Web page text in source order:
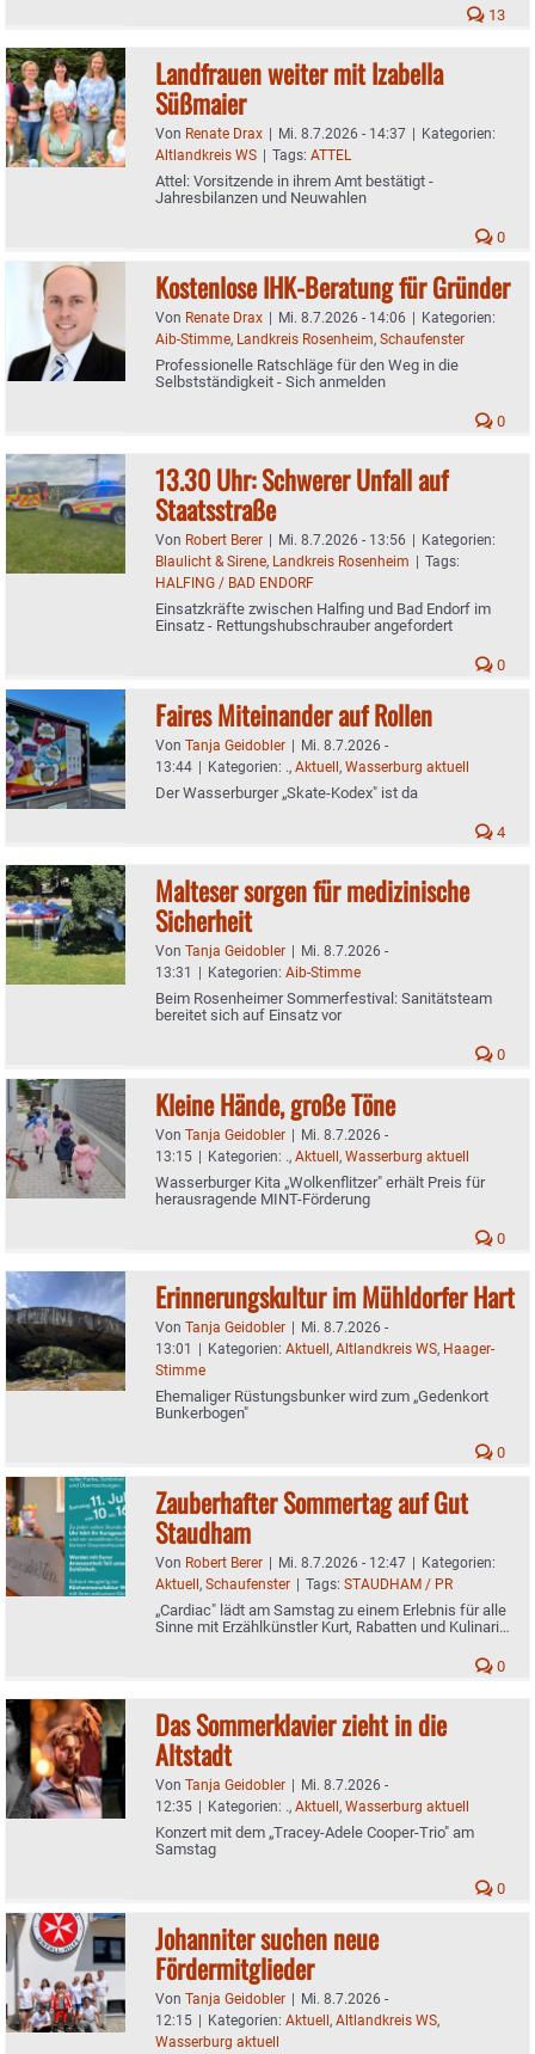
13
Landfrauen weiter mit Izabella
Süßmaier
Von Renate Drax | Mi. 8.7.2026 - 14:37 | Kategorien:
Altlandkreis WS | Tags: ATTEL
Attel: Vorsitzende in ihrem Amt bestätigt -
Jahresbilanzen und Neuwahlen
0
Kostenlose IHK-Beratung für Gründer
Von Renate Drax | Mi. 8.7.2026 - 14:06 | Kategorien:
Aib-Stimme, Landkreis Rosenheim, Schaufenster
Professionelle Ratschläge für den Weg in die
Selbstständigkeit - Sich anmelden
0
13.30 Uhr: Schwerer Unfall auf
Staatsstraße
Von Robert Berer | Mi. 8.7.2026 - 13:56 | Kategorien:
Blaulicht & Sirene, Landkreis Rosenheim | Tags:
HALFING / BAD ENDORF
Einsatzkräfte zwischen Halfing und Bad Endorf im
Einsatz - Rettungshubschrauber angefordert
0
Faires Miteinander auf Rollen
Von Tanja Geidobler | Mi. 8.7.2026 -
13:44 | Kategorien: ., Aktuell, Wasserburg aktuell
Der Wasserburger „Skate-Kodex" ist da
4
Malteser sorgen für medizinische
Sicherheit
Von Tanja Geidobler | Mi. 8.7.2026 -
13:31 | Kategorien: Aib-Stimme
Beim Rosenheimer Sommerfestival: Sanitätsteam
bereitet sich auf Einsatz vor
0
Kleine Hände, große Töne
Von Tanja Geidobler | Mi. 8.7.2026 -
13:15 | Kategorien: ., Aktuell, Wasserburg aktuell
Wasserburger Kita „Wolkenflitzer" erhält Preis für
herausragende MINT-Förderung
0
Erinnerungskultur im Mühldorfer Hart
Von Tanja Geidobler | Mi. 8.7.2026 -
13:01 | Kategorien: Aktuell, Altlandkreis WS, Haager-
Stimme
Ehemaliger Rüstungsbunker wird zum „Gedenkort
Bunkerbogen"
0
Zauberhafter Sommertag auf Gut
Staudham
Von Robert Berer | Mi. 8.7.2026 - 12:47 | Kategorien:
Aktuell, Schaufenster | Tags: STAUDHAM / PR
„Cardiac" lädt am Samstag zu einem Erlebnis für alle
Sinne mit Erzählkünstler Kurt, Rabatten und Kulinarik
0
Das Sommerklavier zieht in die
Altstadt
Von Tanja Geidobler | Mi. 8.7.2026 -
12:35 | Kategorien: ., Aktuell, Wasserburg aktuell
Konzert mit dem „Tracey-Adele Cooper-Trio" am
Samstag
0
Johanniter suchen neue
Fördermitglieder
Von Tanja Geidobler | Mi. 8.7.2026 -
12:15 | Kategorien: Aktuell, Altlandkreis WS,
Wasserburg aktuell